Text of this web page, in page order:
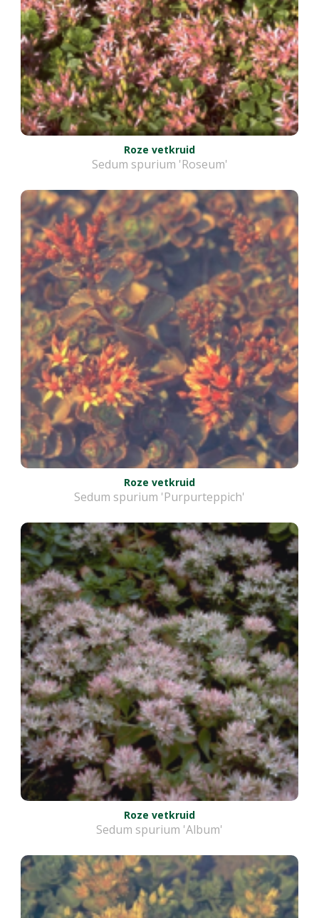
Roze vetkruid
Sedum spurium 'Roseum'
Roze vetkruid
Sedum spurium 'Purpurteppich'
Roze vetkruid
Sedum spurium 'Album'